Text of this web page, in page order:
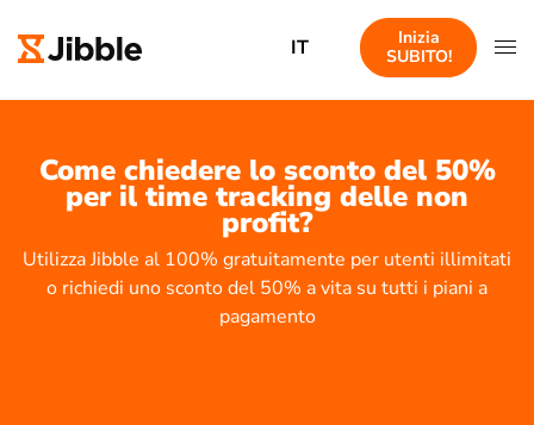
IT
Inizia
SUBITO!
Come chiedere lo sconto del 50%
per il time tracking delle non
profit?
Utilizza Jibble al 100% gratuitamente per utenti illimitati
o richiedi uno sconto del 50% a vita su tutti i piani a
pagamento